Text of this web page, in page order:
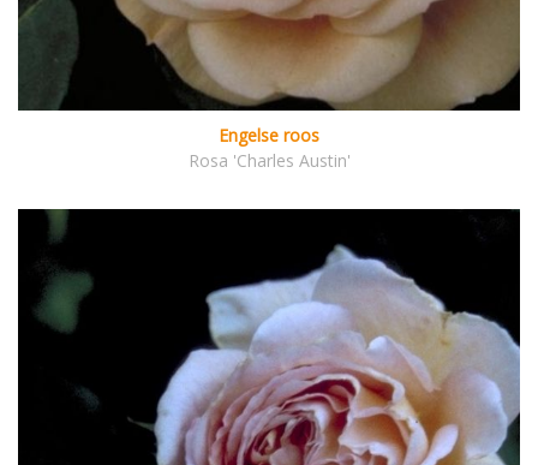
Engelse roos
Rosa 'Charles Austin'